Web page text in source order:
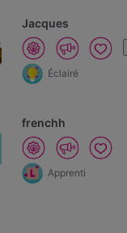
Jacques
Éclairé
frenchh
Apprenti